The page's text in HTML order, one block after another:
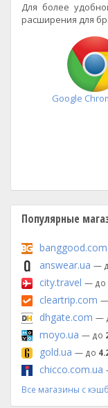
Для более
расширения для
Google
Популярные
banggood.com
answear.ua —
city.travel — до
cleartrip.com —
dhgate.com —
moyo.ua — до
gold.ua — до
chicco.com.ua
Все магазины с